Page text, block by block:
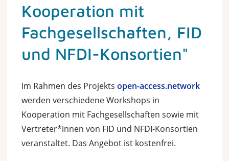
Kooperation mit
Fachgesellschaften, FID
und NFDI-Konsortien"
Im Rahmen des Projekts open-access.network
werden verschiedene Workshops in
Kooperation mit Fachgesellschaften sowie mit
Vertreter*innen von FID und NFDI-Konsortien
veranstaltet. Das Angebot ist kostenfrei.